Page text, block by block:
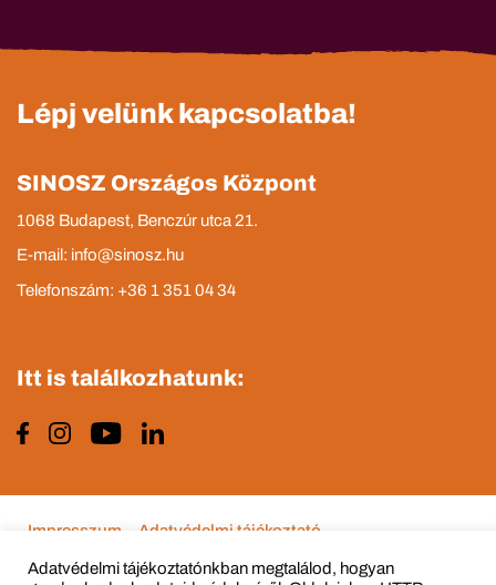
Lépj velünk kapcsolatba!
SINOSZ Országos Központ
1068 Budapest, Benczúr utca 21.
E-mail: info@sinosz.hu
Telefonszám: +36 1 351 04 34
Itt is találkozhatunk:
Impresszum Adatvédelmi tájékoztató
Adatvédelmi tájékoztatónkban megtalálod, hogyan